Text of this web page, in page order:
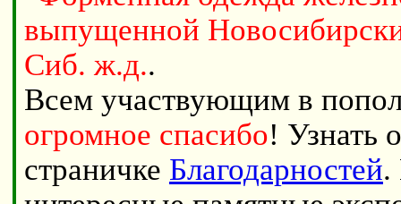
выпущенной
Сиб. ж.д..
Всем участвующим в
огромное спасибо! Узнать
страничке Благодарностей.